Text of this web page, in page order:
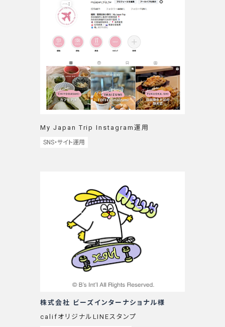
My Japan Trip Instagram運用
SNS・サイト運用
株式会社 ビーズインターナショナル様
califオリジナルLINEスタンプ